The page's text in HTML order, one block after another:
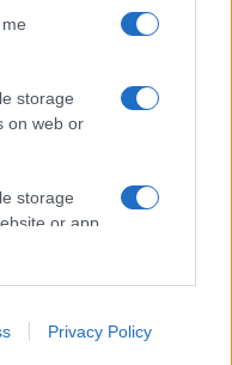
storage
on web or
storage
or app.
storage
storage
Privacy Policy
4-én. A magyar
egy epizódjának
televíziós